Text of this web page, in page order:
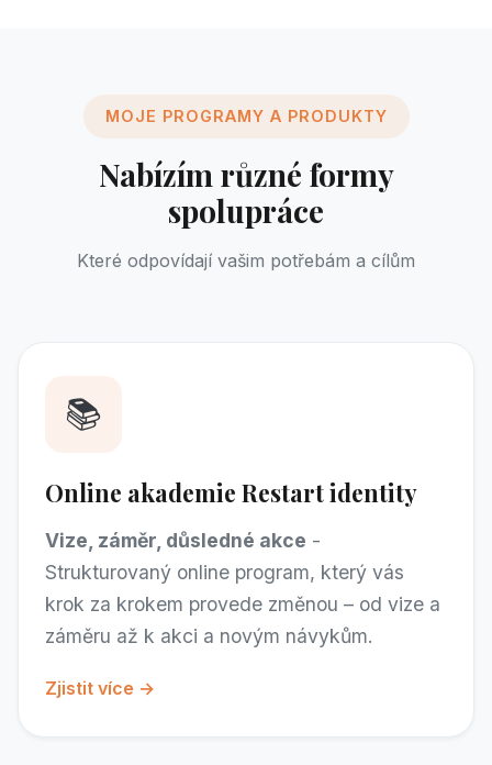
MOJE PROGRAMY A PRODUKTY
Nabízím různé formy
spolupráce
Které odpovídají vašim potřebám a cílům
📚
Online akademie Restart identity
Vize, záměr, důsledné akce -
Strukturovaný online program, který vás
krok za krokem provede změnou – od vize a
záměru až k akci a novým návykům.
Zjistit více →